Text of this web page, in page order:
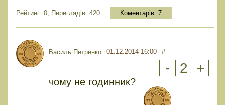
Рейтинг: 0, Переглядів: 420 Коментарів: 7
Василь Петренко 01.12.2014 16:00 #
- 2 +
чому не годинник?